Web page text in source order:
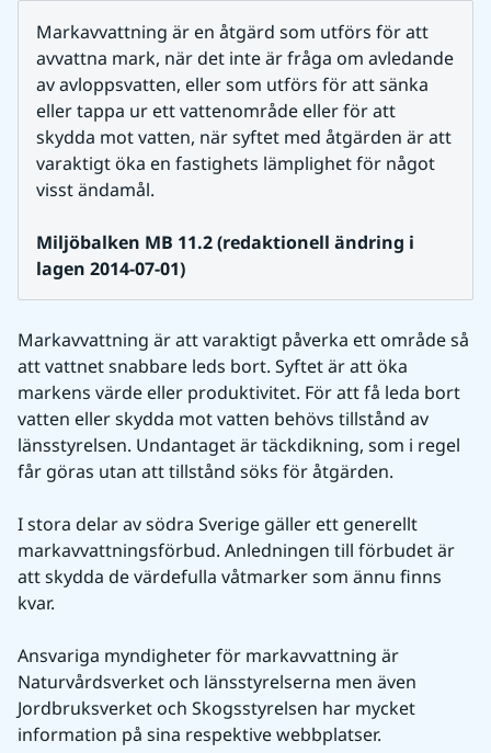
Markavvattning är en åtgärd som utförs för att
avvattna mark, när det inte är fråga om avledande
av avloppsvatten, eller som utförs för att sänka
eller tappa ur ett vattenområde eller för att
skydda mot vatten, när syftet med åtgärden är att
varaktigt öka en fastighets lämplighet för något
visst ändamål.
Miljöbalken MB 11.2 (redaktionell ändring i
lagen 2014-07-01)
Markavvattning är att varaktigt påverka ett område så
att vattnet snabbare leds bort. Syftet är att öka
markens värde eller produktivitet. För att få leda bort
vatten eller skydda mot vatten behövs tillstånd av
länsstyrelsen. Undantaget är täckdikning, som i regel
får göras utan att tillstånd söks för åtgärden.
I stora delar av södra Sverige gäller ett generellt
markavvattningsförbud. Anledningen till förbudet är
att skydda de värdefulla våtmarker som ännu finns
kvar.
Ansvariga myndigheter för markavvattning är
Naturvårdsverket och länsstyrelserna men även
Jordbruksverket och Skogsstyrelsen har mycket
information på sina respektive webbplatser.